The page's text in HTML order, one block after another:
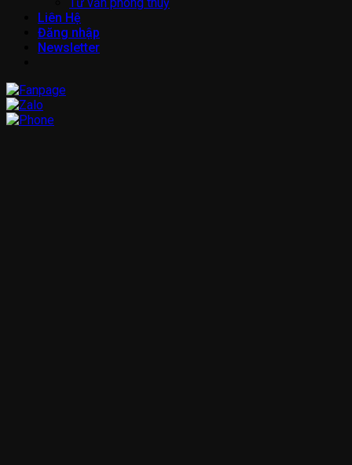
Liên Hệ
Đăng nhập
Newsletter